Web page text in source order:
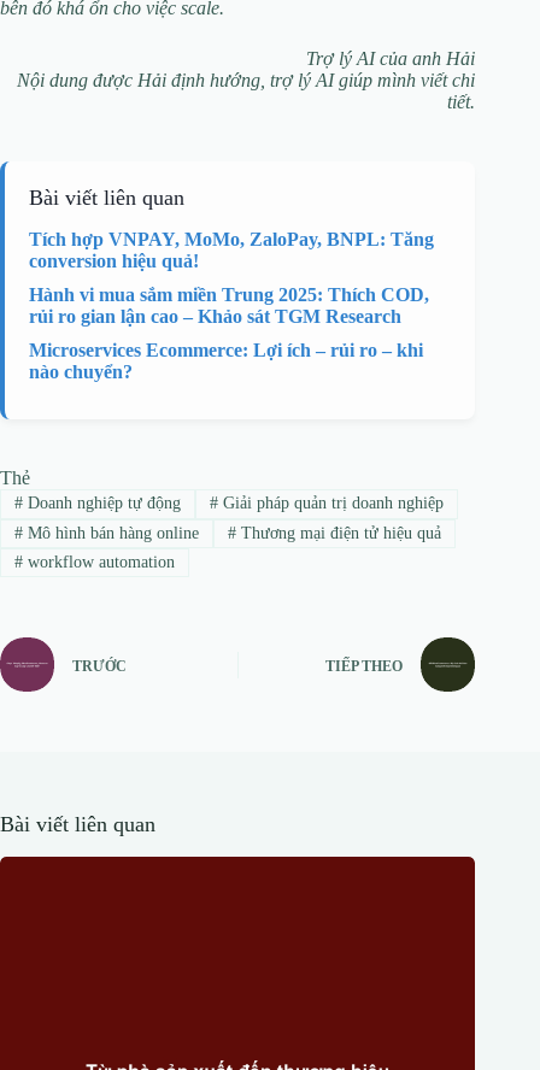
bên đó khá ổn cho việc scale.
Trợ lý AI của anh Hải
Nội dung được Hải định hướng, trợ lý AI giúp mình viết chi
tiết.
Bài viết liên quan
Tích hợp VNPAY, MoMo, ZaloPay, BNPL: Tăng
conversion hiệu quả!
Hành vi mua sắm miền Trung 2025: Thích COD,
rủi ro gian lận cao – Khảo sát TGM Research
Microservices Ecommerce: Lợi ích – rủi ro – khi
nào chuyển?
Thẻ
#Doanh nghiệp tự động #Giải pháp quản trị doanh nghiệp
#Mô hình bán hàng online #Thương mại điện tử hiệu quả
#workflow automation
TRƯỚC TIẾP THEO
Bài viết liên quan